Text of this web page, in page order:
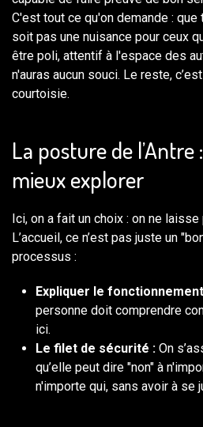
C'est tout ce qu'on demande :
soit pas une nuisance pour ceux
être poli, attentif à l'espace des
n'auras aucun souci. Le reste,
courtoisie.
La posture de
mieux explorer
Ici, on a fait un choix : on ne
L’accueil, ce n’est pas juste un
processus :
Expliquer le
personne doit comprendre
ici.
Le filet de sécurité : On
qu’elle peut dire "non" à
n'importe qui, sans avoir à se